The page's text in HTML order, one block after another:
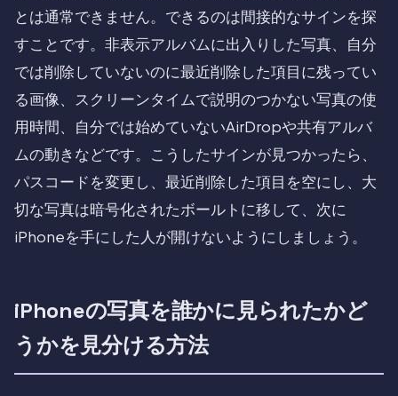
とは通常できません。できるのは間接的なサインを探
すことです。非表示アルバムに出入りした写真、自分
では削除していないのに最近削除した項目に残ってい
る画像、スクリーンタイムで説明のつかない写真の使
用時間、自分では始めていないAirDropや共有アルバ
ムの動きなどです。こうしたサインが見つかったら、
パスコードを変更し、最近削除した項目を空にし、大
切な写真は暗号化されたボールトに移して、次に
iPhoneを手にした人が開けないようにしましょう。
iPhoneの写真を誰かに見られたかど
うかを見分ける方法